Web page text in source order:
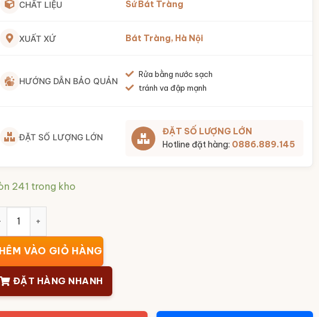
CHẤT LIỆU Sứ Bát Tràng
XUẤT XỨ Bát Tràng, Hà Nội
HƯỚNG DẪN BẢO QUẢN
Rửa bằng nước sạch
tránh va đập mạnh
ĐẶT SỐ LƯỢNG LỚN
ĐẶT SỐ LƯỢNG LỚN
Hotline đặt hàng: 0886.889.145
241 trong kho
VÀO GIỎ HÀNG
ĐẶT HÀNG NHANH